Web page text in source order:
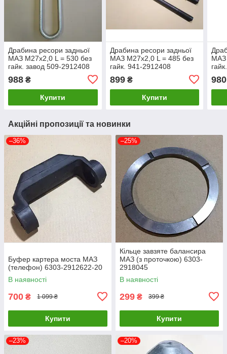
Драбина ресори задньої
МАЗ М27х2,0 L = 530 без
гайк. завод 509-2912408
988 ₴
Купити
Драбина ресори задньої
МАЗ М27х2,0 L = 485 без
гайк. 941-2912408
899₴
Купити
МАЗ
980
Акційні пропозиції та новинки
–36%
Буфер картера моста МАЗ
(телефон) 6303-2912622-20
В наявності
700 ₴ 1 099 ₴
Купити
–25%
Кільце завзяте балансира
МАЗ (з проточкою) 6303-
2918045
В наявності
299 ₴ 399 ₴
Купити
–23% –20%